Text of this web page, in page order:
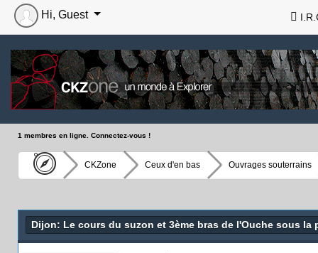
Hi, Guest
1 membres en ligne. Connectez-vous !
CKZone Ceux d'en bas Ouvrages souterrains
Dijon: Le cours du suzon et 3ème bras de l'Ouche sous la